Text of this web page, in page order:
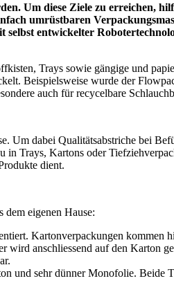
Um diese Ziele zu erreichen,
umrüstbaren
entwickelter
Trays sowie gängige und
Beispielsweise wurde der
auch für recycelbare
Um dabei Qualitätsabstriche bei
Trays, Kartons oder
dient.
dem eigenen Hause:
Kartonverpackungen kommen
anschliessend auf den Karton
und sehr dünner Monofolie. Beide